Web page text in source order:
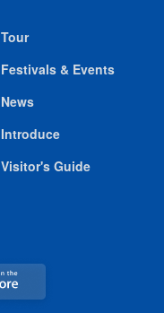
Tour
Festivals & Events
News
Introduce
Visitor's Guide